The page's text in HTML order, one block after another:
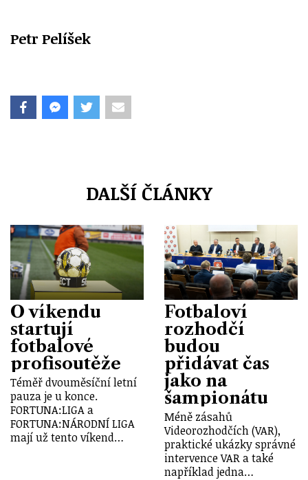
Petr Pelíšek
DALŠÍ ČLÁNKY
O víkendu
startují
fotbalové
profisoutěže
Téměř dvouměsíční letní
pauza je u konce.
FORTUNA:LIGA a
FORTUNA:NÁRODNÍ LIGA
mají už tento víkend…
Fotbaloví
rozhodčí
budou
přidávat čas
jako na
šampionátu
Méně zásahů
Videorozhodčích (VAR),
praktické ukázky správné
intervence VAR a také
například jedna…